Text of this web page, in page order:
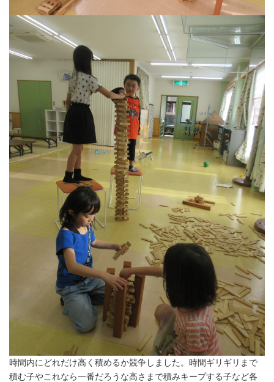
時間内にどれだけ高く積めるか競争しました。時間ギリギリまで
積む子やこれなら一番だろうな高さまで積みキープする子など各